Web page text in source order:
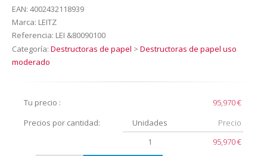
EAN: 4002432118939
Marca: LEITZ
Referencia: LEI &80090100
Categoría: Destructoras de papel > Destructoras de papel uso
moderado
Tu precio :
95,970 €
Precios por cantidad:
Unidades
Precio
1
95,970 €